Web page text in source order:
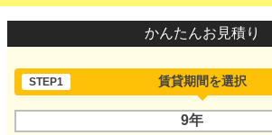
かんたんお見積り
STEP1 賃貸期間を選択
9年